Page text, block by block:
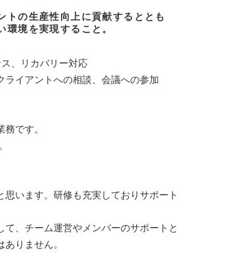
トの生産性向上に貢献するととも
境を実現すること。
、リカバリー対応
ライアントへの相談、会議への参加
です。
います。研修も充実しておりサポート
、チーム運営やメンバーのサポートと
りません。